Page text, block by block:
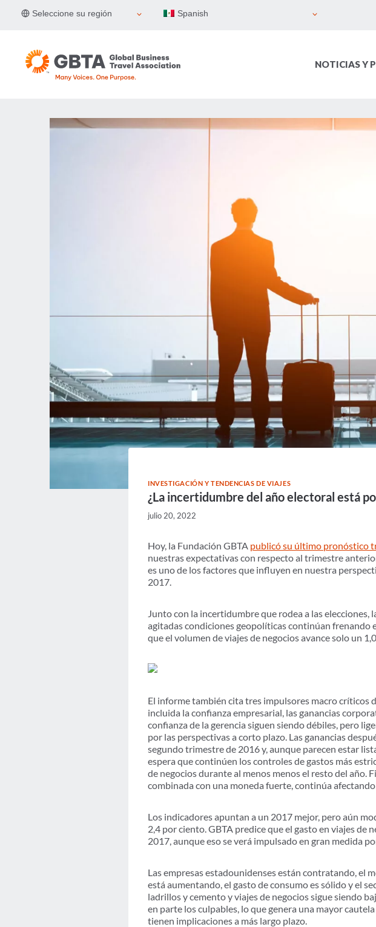
Seleccione su región Spanish
NOTICIAS Y
INVESTIGACIÓN Y TENDENCIAS DE VIAJES
¿La incertidumbre del año electoral está
julio 20, 2022
Hoy, la Fundación GBTA publicó su último pronóstico
nuestras expectativas con respecto al trimestre
es uno de los factores que influyen en nuestra
2017.
Junto con la incertidumbre que rodea a las
agitadas condiciones geopolíticas continúan frenando
que el volumen de viajes de negocios avance solo un
El informe también cita tres impulsores macro críticos
incluida la confianza empresarial, las ganancias
confianza de la gerencia siguen siendo débiles, pero
por las perspectivas a corto plazo. Las ganancias
segundo trimestre de 2016 y, aunque parecen estar
espera que continúen los controles de gastos más
de negocios durante al menos menos el resto del año.
combinada con una moneda fuerte, continúa
Los indicadores apuntan a un 2017 mejor, pero aún
2,4 por ciento. GBTA predice que el gasto en viajes de
2017, aunque eso se verá impulsado en gran medida
Las empresas estadounidenses están contratando, el
está aumentando, el gasto de consumo es sólido y el
ladrillos y cemento y viajes de negocios sigue siendo
en parte los culpables, lo que genera una mayor
tienen implicaciones a más largo plazo.